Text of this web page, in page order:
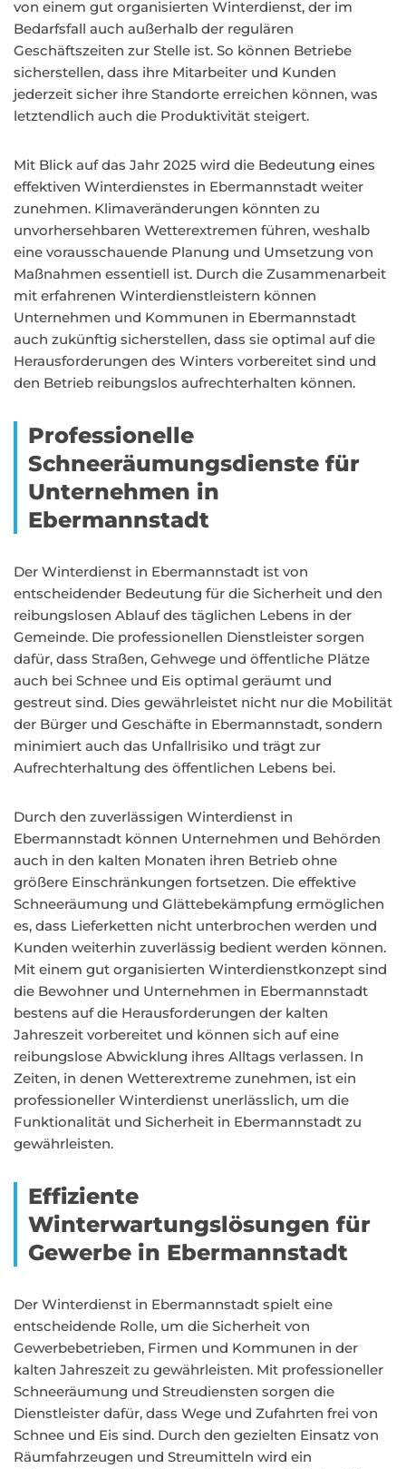
von einem gut organisierten Winterdienst, der im
Bedarfsfall auch außerhalb der regulären
Geschäftszeiten zur Stelle ist. So können Betriebe
sicherstellen, dass ihre Mitarbeiter und Kunden
jederzeit sicher ihre Standorte erreichen können, was
letztendlich auch die Produktivität steigert.
Mit Blick auf das Jahr 2025 wird die Bedeutung eines
effektiven Winterdienstes in Ebermannstadt weiter
zunehmen. Klimaveränderungen könnten zu
unvorhersehbaren Wetterextremen führen, weshalb
eine vorausschauende Planung und Umsetzung von
Maßnahmen essentiell ist. Durch die Zusammenarbeit
mit erfahrenen Winterdienstleistern können
Unternehmen und Kommunen in Ebermannstadt
auch zukünftig sicherstellen, dass sie optimal auf die
Herausforderungen des Winters vorbereitet sind und
den Betrieb reibungslos aufrechterhalten können.
Professionelle
Schneeräumungsdienste für
Unternehmen in
Ebermannstadt
Der Winterdienst in Ebermannstadt ist von
entscheidender Bedeutung für die Sicherheit und den
reibungslosen Ablauf des täglichen Lebens in der
Gemeinde. Die professionellen Dienstleister sorgen
dafür, dass Straßen, Gehwege und öffentliche Plätze
auch bei Schnee und Eis optimal geräumt und
gestreut sind. Dies gewährleistet nicht nur die Mobilität
der Bürger und Geschäfte in Ebermannstadt, sondern
minimiert auch das Unfallrisiko und trägt zur
Aufrechterhaltung des öffentlichen Lebens bei.
Durch den zuverlässigen Winterdienst in
Ebermannstadt können Unternehmen und Behörden
auch in den kalten Monaten ihren Betrieb ohne
größere Einschränkungen fortsetzen. Die effektive
Schneeräumung und Glättebekämpfung ermöglichen
es, dass Lieferketten nicht unterbrochen werden und
Kunden weiterhin zuverlässig bedient werden können.
Mit einem gut organisierten Winterdienstkonzept sind
die Bewohner und Unternehmen in Ebermannstadt
bestens auf die Herausforderungen der kalten
Jahreszeit vorbereitet und können sich auf eine
reibungslose Abwicklung ihres Alltags verlassen. In
Zeiten, in denen Wetterextreme zunehmen, ist ein
professioneller Winterdienst unerlässlich, um die
Funktionalität und Sicherheit in Ebermannstadt zu
gewährleisten.
Effiziente
Winterwartungslösungen für
Gewerbe in Ebermannstadt
Der Winterdienst in Ebermannstadt spielt eine
entscheidende Rolle, um die Sicherheit von
Gewerbebetrieben, Firmen und Kommunen in der
kalten Jahreszeit zu gewährleisten. Mit professioneller
Schneeräumung und Streudiensten sorgen die
Dienstleister dafür, dass Wege und Zufahrten frei von
Schnee und Eis sind. Durch den gezielten Einsatz von
Räumfahrzeugen und Streumitteln wird ein